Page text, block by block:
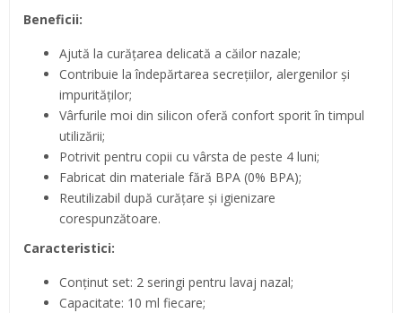
Beneficii:
Ajută la curățarea delicată a căilor nazale;
Contribuie la îndepărtarea secrețiilor, alergenilor și
impurităților;
Vârfurile moi din silicon oferă confort sporit în timpul
utilizării;
Potrivit pentru copii cu vârsta de peste 4 luni;
Fabricat din materiale fără BPA (0% BPA);
Reutilizabil după curățare și igienizare
corespunzătoare.
Caracteristici:
Conținut set: 2 seringi pentru lavaj nazal;
Capacitate: 10 ml fiecare;